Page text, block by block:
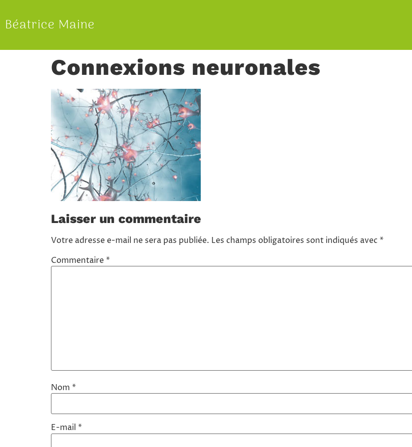
Béatrice Maine
Connexions neuronales
Laisser un commentaire
Votre adresse e-mail ne sera pas publiée. Les champs obligatoires sont indiqués avec*
Commentaire*
Nom *
E-mail *